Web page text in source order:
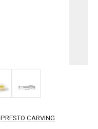
PRESTO CARVING